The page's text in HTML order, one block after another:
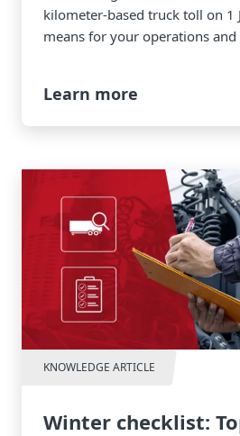
kilometer-based truck toll on 1
means for your operations and
Learn more
KNOWLEDGE ARTICLE
Winter checklist: